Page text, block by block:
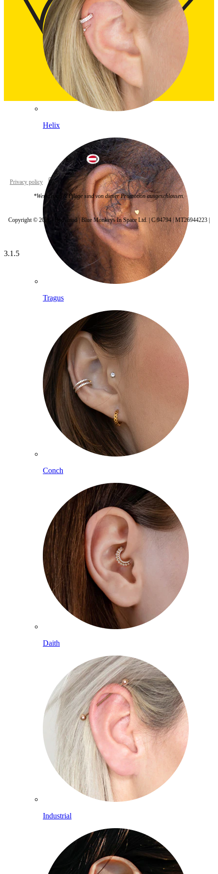
Helix
Tragus
Conch
Daith
Industrial
Austria
Privacy policy Cookie settings
*Werkzeuge & Pflege sind von dieser Promotion ausgeschlossen.
Copyright © 2026 | Bodymod | Blue Monkeys In Space Ltd. | C 94794 | MT26944223 |
3.1.5